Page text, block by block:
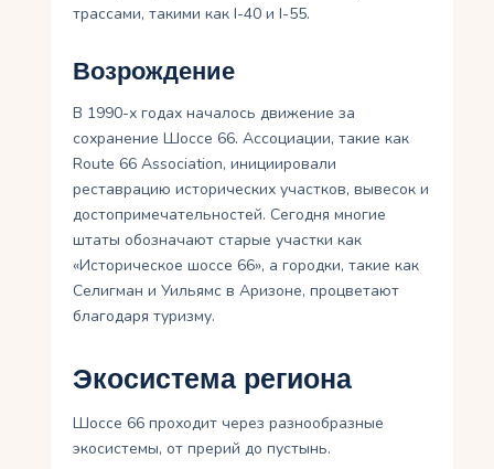
трассами, такими как I-40 и I-55.
Возрождение
В 1990-х годах началось движение за
сохранение Шоссе 66. Ассоциации, такие как
Route 66 Association, инициировали
реставрацию исторических участков, вывесок и
достопримечательностей. Сегодня многие
штаты обозначают старые участки как
«Историческое шоссе 66», а городки, такие как
Селигман и Уильямс в Аризоне, процветают
благодаря туризму.
Экосистема региона
Шоссе 66 проходит через разнообразные
экосистемы, от прерий до пустынь.